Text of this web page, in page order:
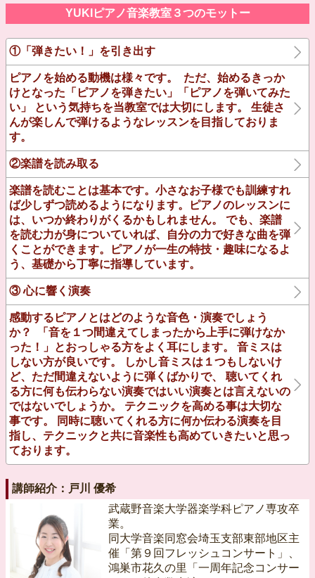
YUKIピアノ音楽教室３つのモットー
①「弾きたい！」を引き出す
ピアノを始める動機は様々です。 ただ、始めるきっか
けとなった「ピアノを弾きたい」「ピアノを弾いてみた
い」 という気持ちを当教室では大切にします。 生徒さ
んが楽しんで弾けるようなレッスンを目指しておりま
す。
②楽譜を読み取る
楽譜を読むことは基本です。小さなお子様でも訓練すれ
ば少しずつ読めるようになります。ピアノのレッスンに
は、いつか終わりがくるかもしれません。 でも、楽譜
を読む力が身についていれば、自分の力で好きな曲を弾
くことができます。ピアノが一生の特技・趣味になるよ
う、基礎から丁寧に指導しています。
③ 心に響く演奏
感動するピアノとはどのような音色・演奏でしょう
か？ 「音を１つ間違えてしまったから上手に弾けなか
った！」とおっしゃる方をよく耳にします。 音ミスは
しない方が良いです。 しかし音ミスは１つもしないけ
ど、ただ間違えないように弾くばかりで、 聴いてくれ
る方に何も伝わらない演奏ではいい演奏とは言えないの
ではないでしょうか。 テクニックを高める事は大切な
事です。 同時に聴いてくれる方に何か伝わる演奏を目
指し、テクニックと共に音楽性も高めていきたいと思っ
ております。
講師紹介：戸川 優希
武蔵野音楽大学器楽学科ピアノ専攻卒
業。
同大学音楽同窓会埼玉支部東部地区主
催「第９回フレッシュコンサート」、
鴻巣市花久の里「一周年記念コンサー